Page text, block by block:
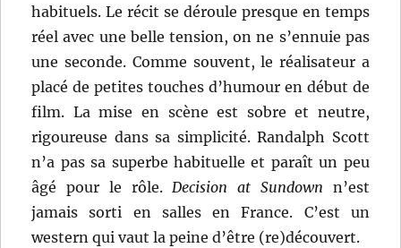
habituels. Le récit se déroule presque en temps
réel avec une belle tension, on ne s’ennuie pas
une seconde. Comme souvent, le réalisateur a
placé de petites touches d’humour en début de
film. La mise en scène est sobre et neutre,
rigoureuse dans sa simplicité. Randalph Scott
n’a pas sa superbe habituelle et paraît un peu
âgé pour le rôle.Decision at Sundown n’est
jamais sorti en salles en France. C’est un
western qui vaut la peine d’être (re)découvert.